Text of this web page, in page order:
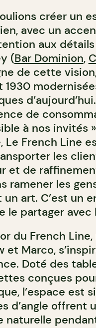
créer un
avec un
aux
(Bar Dominion,
de cette
1930
de
à nos invités
Le French Line
les
et de
ramener les
art. C’est un
le partager avec
du French
et Marco,
Doté des
conçues
l’espace est
d’angle offrent
naturelle